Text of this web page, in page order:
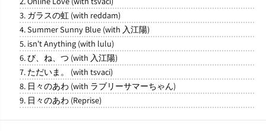
3. ガラスの虹 (with reddam)
4. Summer Sunny Blue (with 入江陽)
5. isn't Anything (with lulu)
6. び、ね、つ (with 入江陽)
7. ただいま。 (with tsvaci)
8. 日々のあわ (with ラブリーサマーちゃん)
9. 日々のあわ (Reprise)